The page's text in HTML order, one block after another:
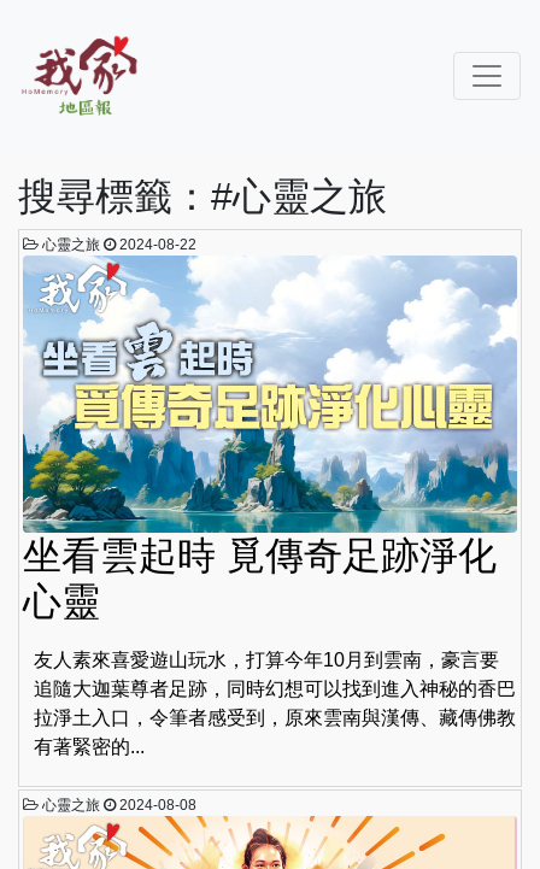
搜尋標籤：#心靈之旅
心靈之旅 2024-08-22
坐看雲起時 覓傳奇足跡淨化
心靈
友人素來喜愛遊山玩水，打算今年10月到雲南，豪言要
追隨大迦葉尊者足跡，同時幻想可以找到進入神秘的香巴
拉淨土入口，令筆者感受到，原來雲南與漢傳、藏傳佛教
有著緊密的...
心靈之旅 2024-08-08